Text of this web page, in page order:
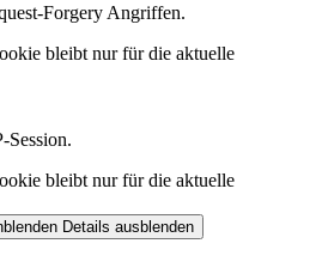
Forgery Angriffen.
bleibt nur für die aktuelle
Session.
bleibt nur für die aktuelle
Details ausblenden